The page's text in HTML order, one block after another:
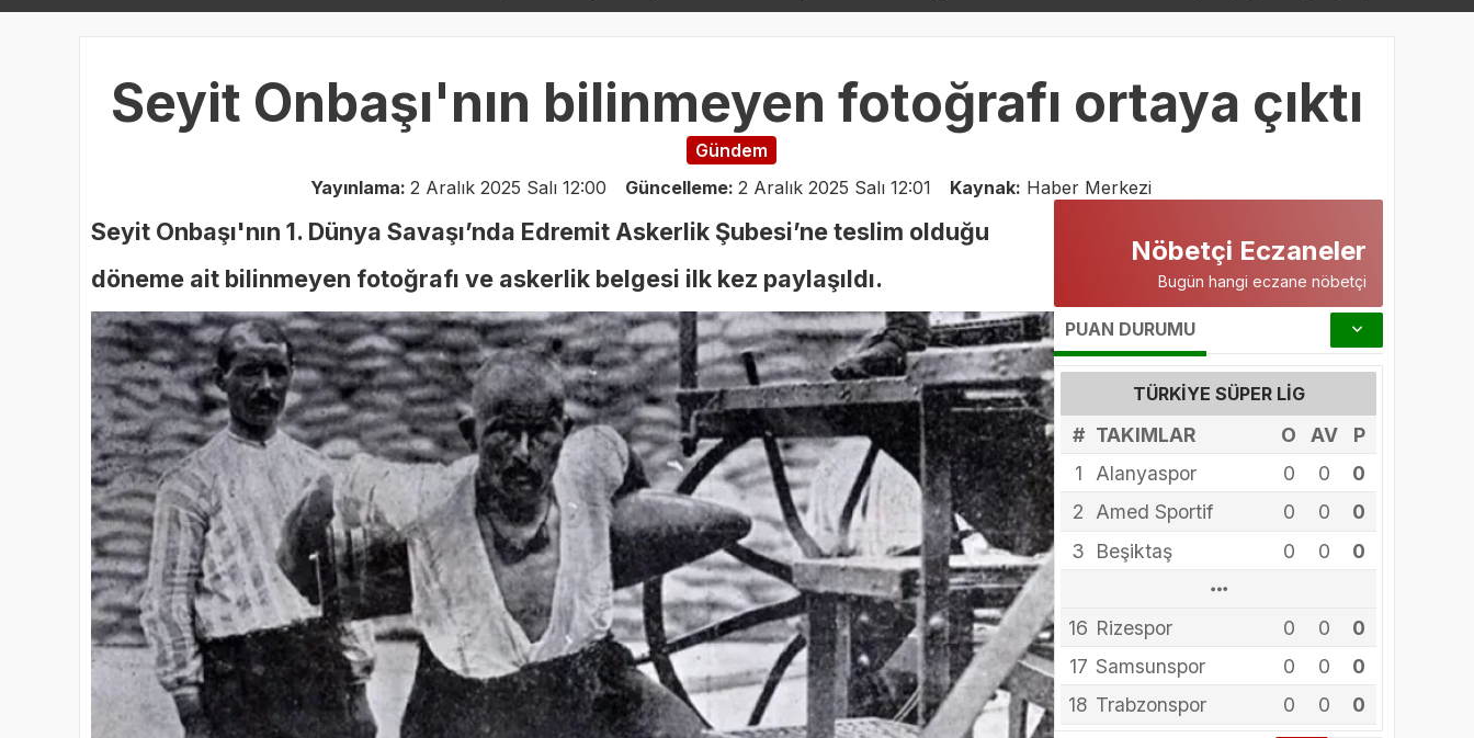
Seyit Onbaşı'nın bilinmeyen fotoğrafı ortaya çıktı
Gündem
Yayınlama: 2 Aralık 2025 Salı 12:00 Güncelleme: 2 Aralık 2025 Salı 12:01 Kaynak: Haber Merkezi
Seyit Onbaşı'nın 1. Dünya Savaşı’nda Edremit Askerlik Şubesi’ne teslim olduğu
döneme ait bilinmeyen fotoğrafı ve askerlik belgesi ilk kez paylaşıldı.
Nöbetçi Eczaneler
Bugün hangi eczane nöbetçi
PUAN DURUMU
TÜRKIYE SÜPER LIG
# TAKIMLAR O AV
P
1
Alanyaspor 0 0
0
2
Amed Sportif 0 0
0
3
Beşiktaş 0 0 0
4 Arca Çorum FK 0 0 0
5 Erzurumspor 0 0 0
6 Eyüpspor 0 0 0
7 Fenerbahçe 0 0 0
8 Galatasaray 0 0 0
9 Gaziantep FK 0 0 0
10 Gençlerbirliği 0 0 0
11 Göztepe 0 0 0
12 Başakşehir 0 0 0
13 Kasımpaşa 0 0 0
14 Kocaelispor 0 0 0
15 Konyaspor 0 0 0
16 Rizespor 0 0
0
17 Samsunspor 0 0
0
18 Trabzonspor 0 0 0